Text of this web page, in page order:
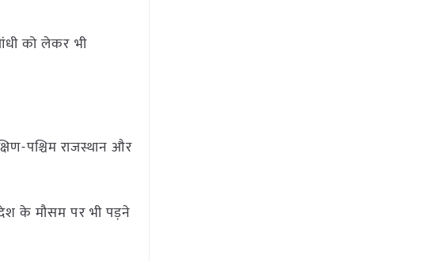
को लेकर भी
पश्चिम राजस्थान और
के मौसम पर भी पड़ने